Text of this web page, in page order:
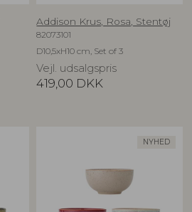
Addison Krus, Rosa, Stentøj
82073101
D10,5xH10 cm, Set of 3
Vejl. udsalgspris
419,00 DKK
NYHED